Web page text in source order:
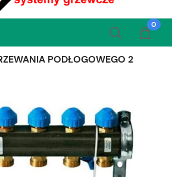
PODŁOGOWEGO 2